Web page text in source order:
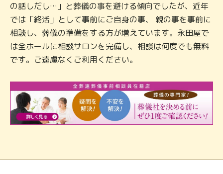
の話しだし…」と葬儀の事を避ける傾向でしたが、近年
では「終活」として事前にご自身の事、 親の事を事前に
相談し、葬儀の準備をする方が増えています。永田屋で
は全ホールに相談サロンを完備し、相談は何度でも無料
です。ご遠慮なくご利用ください。